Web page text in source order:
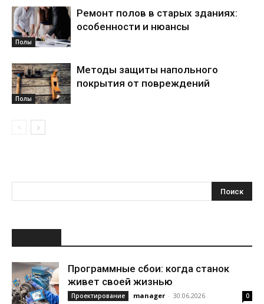
Полы
Ремонт полов в старых зданиях:
особенности и нюансы
Полы
Методы защиты напольного
покрытия от повреждений
Программные сбои: когда станок
живет своей жизнью
Проектирование manager - 30.06.2026 0